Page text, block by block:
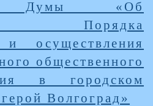
Думы «Об
Порядка
и осуществления
общественного
в городском
Волгоград»